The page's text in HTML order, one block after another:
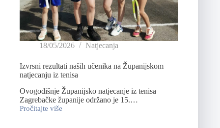
18/05/2026 Natjecanja
Izvrsni rezultati naših učenika na Županijskom
natjecanju iz tenisa
Ovogodišnje Županijsko natjecanje iz tenisa
Zagrebačke županije održano je 15.…
Pročitajte više